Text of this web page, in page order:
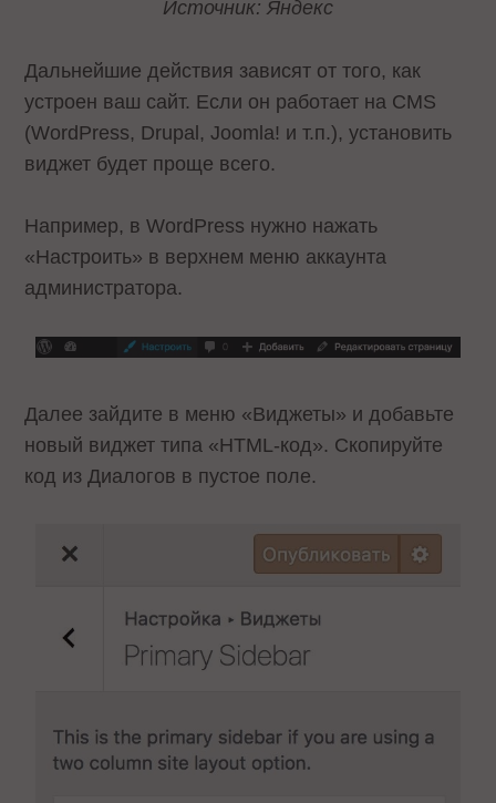
Источник: Яндекс
Дальнейшие действия зависят от того, как
устроен ваш сайт. Если он работает на CMS
(WordPress, Drupal, Joomla! и т.п.), установить
виджет будет проще всего.
Например, в WordPress нужно нажать
«Настроить» в верхнем меню аккаунта
администратора.
Далее зайдите в меню «Виджеты» и добавьте
новый виджет типа «HTML-код». Скопируйте
код из Диалогов в пустое поле.